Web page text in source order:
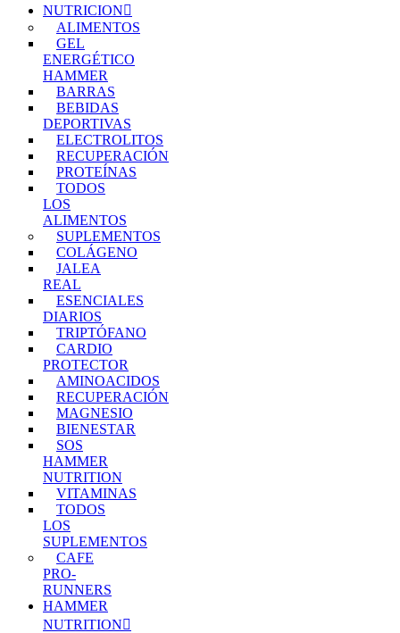
NUTRICION
ALIMENTOS
GEL
ENERGÉTICO
HAMMER
BARRAS
BEBIDAS
DEPORTIVAS
ELECTROLITOS
RECUPERACIÓN
PROTEÍNAS
TODOS
LOS
ALIMENTOS
SUPLEMENTOS
COLÁGENO
JALEA
REAL
ESENCIALES
DIARIOS
TRIPTÓFANO
CARDIO
PROTECTOR
AMINOACIDOS
RECUPERACIÓN
MAGNESIO
BIENESTAR
SOS
HAMMER
NUTRITION
VITAMINAS
TODOS
LOS
SUPLEMENTOS
CAFE
PRO-
RUNNERS
HAMMER
NUTRITION